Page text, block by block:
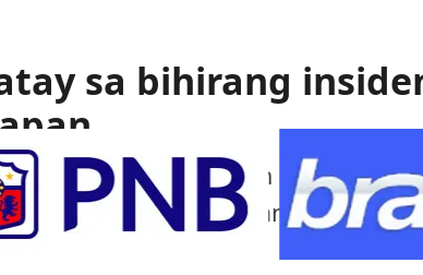
sa bihirang
nasawi matapos barilin ng mga
baril ng pulisya sa Japan.